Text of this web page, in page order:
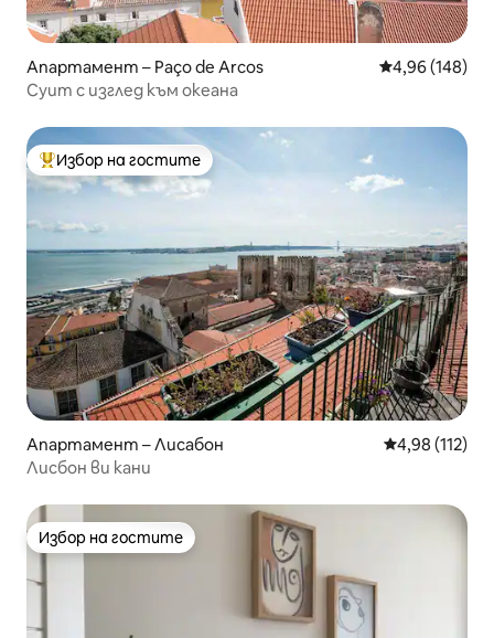
Апартамент – Paço de Arcos Средна
4,96 (148)
Суит с изглед към океана
Най-популярен избор на гостите
Избор на гостите
Апартамент – Лисабон Средна
4,98 (112)
Лисбон ви кани
Избор на гостите
Избор на гостите